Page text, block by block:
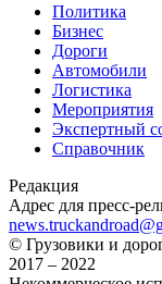
Политика
Бизнес
Дороги
Автомобили
Логистика
Мероприятия
Экспертный
Справочник
Редакция
Адрес для пресс-
© Грузовики и
2017 – 2022